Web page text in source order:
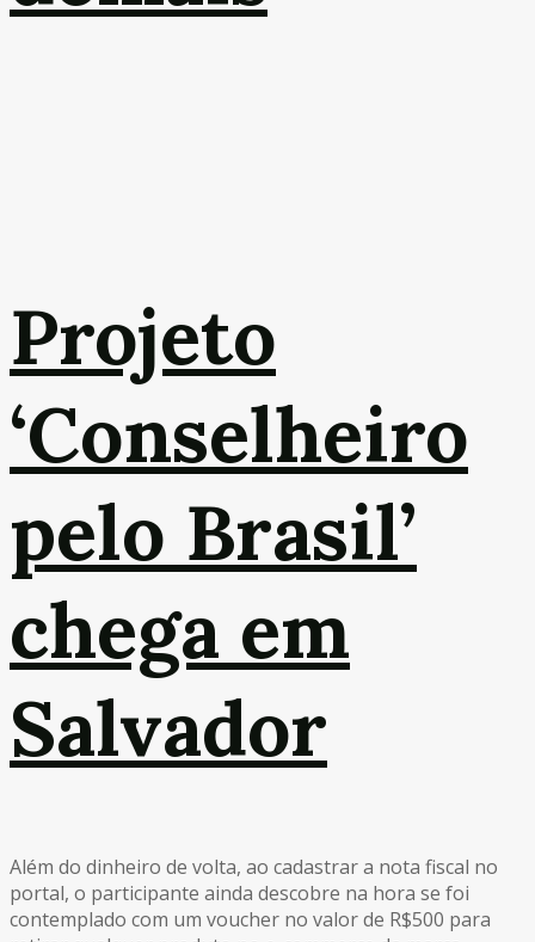
Projeto
‘Conselheiro
pelo Brasil’
chega em
Salvador
Além do dinheiro de volta, ao cadastrar a nota fiscal no
portal, o participante ainda descobre na hora se foi
contemplado com um voucher no valor de R$500 para